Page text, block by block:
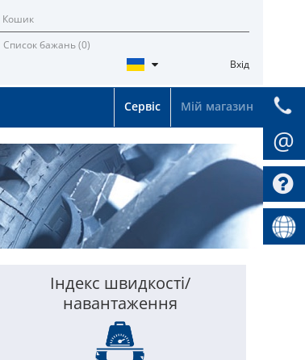
Кошик
Список бажань (0)
Вхід
Мій магазин
Сервіс
Індекс швидкості/
навантаження
@